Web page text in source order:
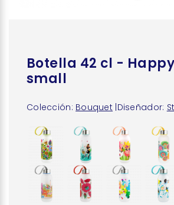
Botella 42 cl -
small
Colección: Bouquet Diseñador: